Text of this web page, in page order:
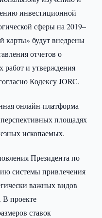
инвестиционной
сферы на 2019–
карты» будут внедрены
отчетов о
работ и утверждения
Кодексу JORC.
онлайн-платформа
площадях
ископаемых.
Президента по
системы привлечения
важных видов
В проекте
ставок